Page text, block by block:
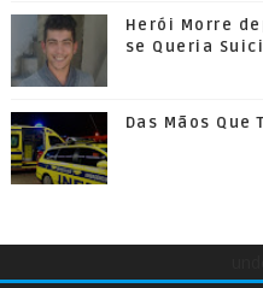
Herói Morre
se Queria
Das Mãos Que